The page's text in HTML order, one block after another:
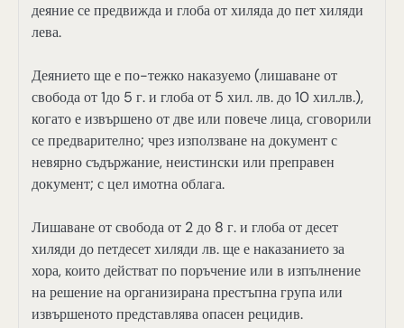
деяние се предвижда и глоба от хиляда до пет хиляди
лева.
Деянието ще е по-тежко наказуемо (лишаване от
свобода от 1до 5 г. и глоба от 5 хил. лв. до 10 хил.лв.),
когато е извършено от две или повече лица, сговорили
се предварително; чрез използване на документ с
невярно съдържание, неистински или преправен
документ; с цел имотна облага.
Лишаване от свобода от 2 до 8 г. и глоба от десет
хиляди до петдесет хиляди лв. ще е наказанието за
хора, които действат по поръчение или в изпълнение
на решение на организирана престъпна група или
извършеното представлява опасен рецидив.